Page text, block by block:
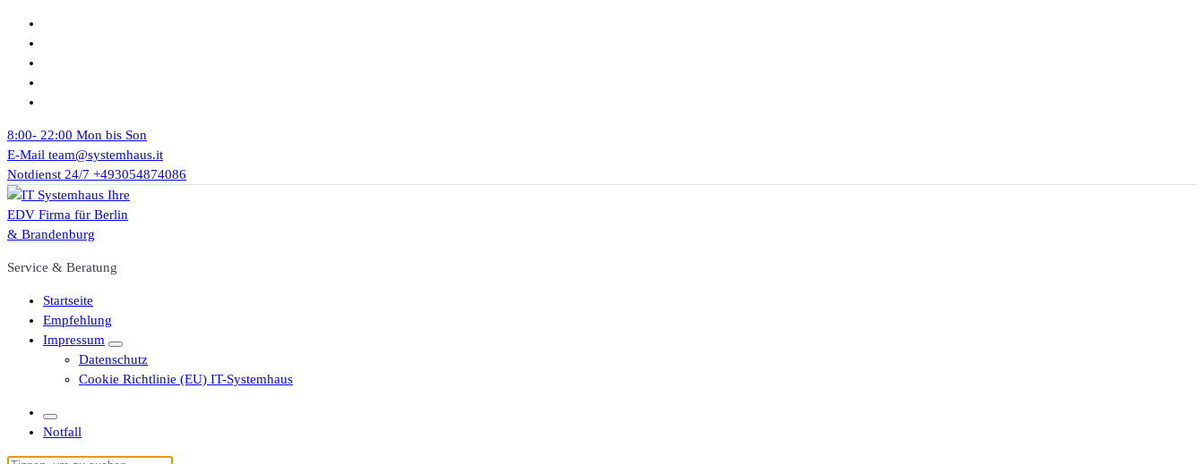
Zum
Inhalt
springen
8:00- 22:00 Mon bis Son
E-Mail team@systemhaus.it
Notdienst 24/7 +493054874086
Service & Beratung
Startseite
Empfehlung
Impressum
Datenschutz
Cookie Richtlinie (EU) IT-Systemhaus
Notfall